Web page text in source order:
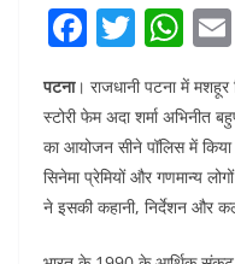
F
c
e
b
o
T
w
itt
er
W
h
at
s
A
p
पटना। राजधानी पटना में
स्टोरी फेम अदा शर्मा अभिनीत
का आयोजन सीने पॉलिस में
सिनेमा प्रेमियों और गणमान्य
ने इसकी कहानी, निर्देशन और